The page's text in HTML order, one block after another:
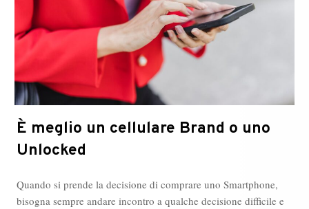
È meglio un cellulare Brand o uno
Unlocked
Quando si prende la decisione di comprare uno Smartphone,
bisogna sempre andare incontro a qualche decisione difficile e